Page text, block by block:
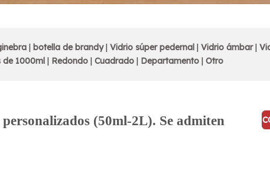
| botella de brandy | Vidrio súper pedernal | Vidrio ámbar |
de 1000ml | Redondo | Cuadrado | Departamento | Otro
personalizados (50ml-2L). Se admiten